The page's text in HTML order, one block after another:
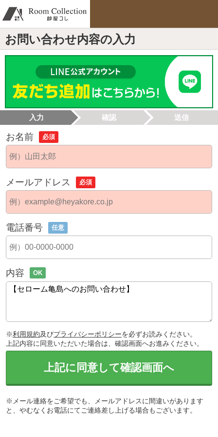
お問い合わせ内容の入力
入力 確認 送信
お名前 必須
メールアドレス 必須
電話番号 任意
内容 OK
※利用規約及びプライバシーポリシーを必ずお読みください。
上記内容に同意いただいた場合は、確認画面へお進みください。
上記に同意して確認画面へ
※メール連絡をご希望でも、メールアドレスに間違いがあります
と、やむなくお電話にてご連絡差し上げる場合もございます。